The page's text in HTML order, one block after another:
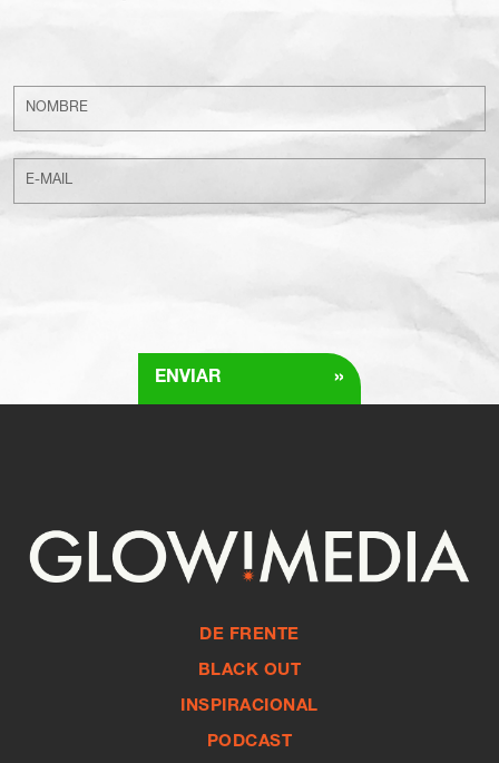
ENVIAR »
DE FRENTE
BLACK OUT
INSPIRACIONAL
PODCAST